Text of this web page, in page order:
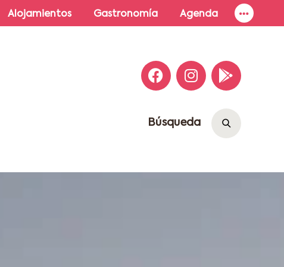
Alojamientos Gastronomía Agenda
Búsqueda